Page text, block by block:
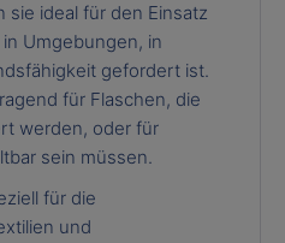
sie ideal für den Einsatz
Umgebungen, in
gefordert ist.
für Flaschen, die
werden, oder für
sein müssen.
für die
und